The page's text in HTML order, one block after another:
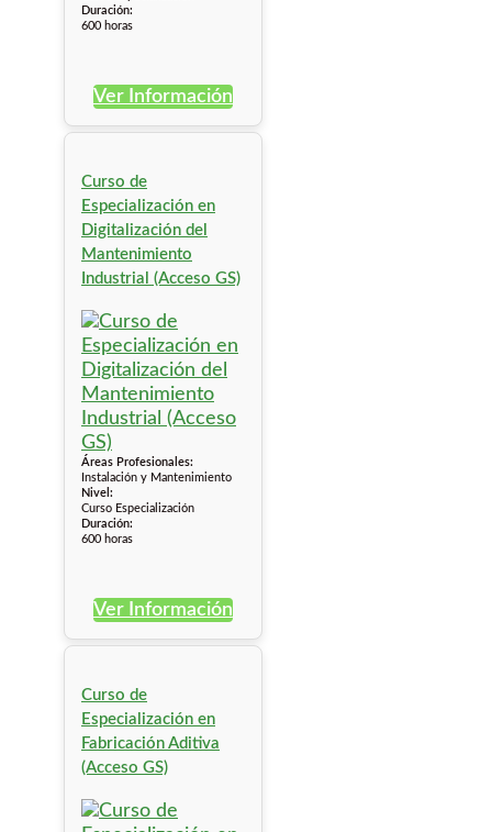
Duración:
600 horas
Ver Información
Curso de
Especialización en
Digitalización del
Mantenimiento
Industrial (Acceso GS)
Áreas Profesionales:
Instalación y Mantenimiento
Nivel:
Curso Especialización
Duración:
600 horas
Ver Información
Curso de
Especialización en
Fabricación Aditiva
(Acceso GS)